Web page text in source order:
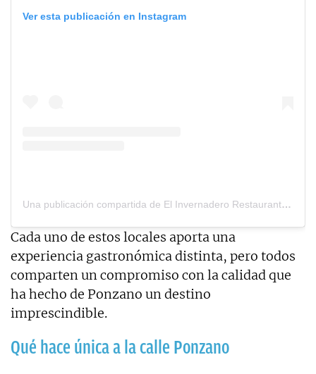
Ver esta publicación en Instagram
Una publicación compartida de El Invernadero Restaurante Vegano (@restaurante_invernadero)
Cada uno de estos locales aporta una
experiencia gastronómica distinta, pero todos
comparten un compromiso con la calidad que
ha hecho de Ponzano un destino
imprescindible.
Qué hace única a la calle Ponzano